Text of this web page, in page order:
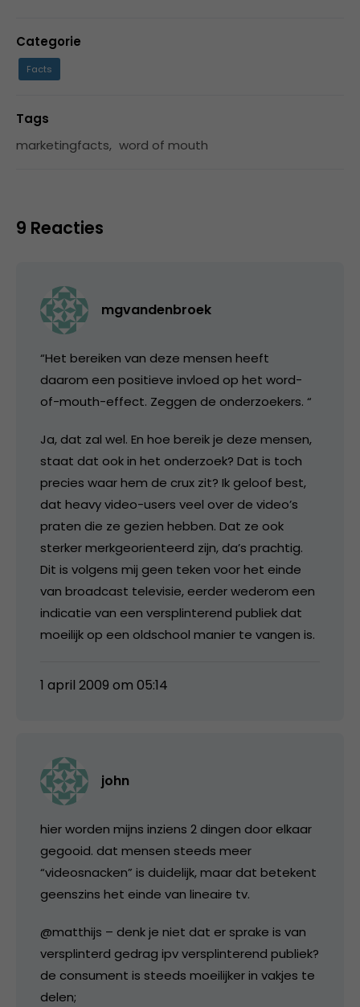
Categorie
Facts
Tags
marketingfacts, word of mouth
9 Reacties
mgvandenbroek
“Het bereiken van deze mensen heeft
daarom een positieve invloed op het word-
of-mouth-effect. Zeggen de onderzoekers. “
Ja, dat zal wel. En hoe bereik je deze mensen,
staat dat ook in het onderzoek? Dat is toch
precies waar hem de crux zit? Ik geloof best,
dat heavy video-users veel over de video’s
praten die ze gezien hebben. Dat ze ook
sterker merkgeorienteerd zijn, da’s prachtig.
Dit is volgens mij geen teken voor het einde
van broadcast televisie, eerder wederom een
indicatie van een versplinterend publiek dat
moeilijk op een oldschool manier te vangen is.
1 april 2009 om 05:14
john
hier worden mijns inziens 2 dingen door elkaar
gegooid. dat mensen steeds meer
“videosnacken” is duidelijk, maar dat betekent
geenszins het einde van lineaire tv.
@matthijs – denk je niet dat er sprake is van
versplinterd gedrag ipv versplinterend publiek?
de consument is steeds moeilijker in vakjes te
delen;